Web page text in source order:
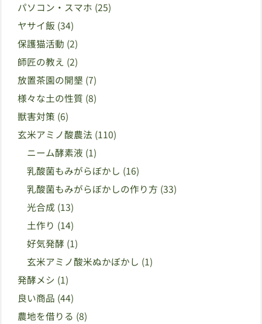
パソコン・スマホ (25)
ヤサイ飯 (34)
保護猫活動 (2)
師匠の教え (2)
放置茶園の開墾 (7)
様々な土の性質 (8)
獣害対策 (6)
玄米アミノ酸農法 (110)
ニーム酵素液 (1)
乳酸菌もみがらぼかし (16)
乳酸菌もみがらぼかしの作り方 (33)
光合成 (13)
土作り (14)
好気発酵 (1)
玄米アミノ酸米ぬかぼかし (1)
発酵メシ (1)
良い商品 (44)
農地を借りる (8)